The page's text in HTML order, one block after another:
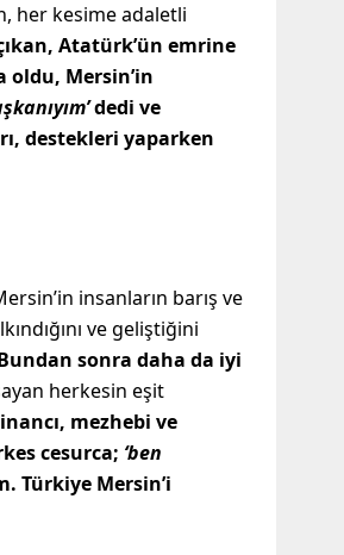
her kesime adaletli
Atatürk’ün emrine
oldu, Mersin’in
dedi ve
destekleri yaparken
insanların barış ve
ve geliştiğini
sonra daha da iyi
herkesin eşit
mezhebi ve
cesurca; ‘ben
Türkiye Mersin’i